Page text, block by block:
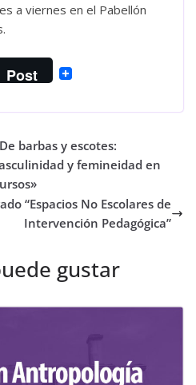
a viernes en el Pabellón
Post
barbas y escotes:
y femineidad en
“Espacios No Escolares de
Intervención Pedagógica”
gustar